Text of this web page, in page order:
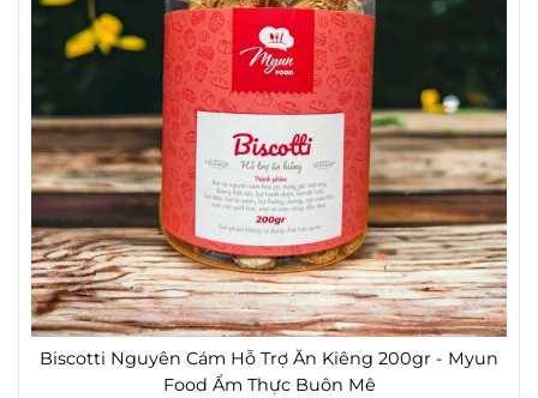
Biscotti Nguyên Cám Hỗ Trợ Ăn Kiêng 200gr - Myun
Food Ẩm Thực Buôn Mê